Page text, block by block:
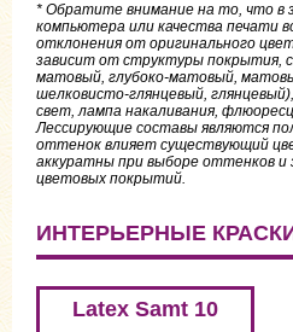
* Обратите внимание на то, что в
компьютера или качества печати
отклонения от оригинального
зависит от структуры покрытия,
матовый, глубоко-матовый,
шелковисто-глянцевый,
свет, лампа накаливания,
Лессирующие составы являются
оттенок влияет существующий
аккуратны при выборе оттенков и
цветовых покрытий.
ИНТЕРЬЕРНЫЕ
Latex Samt 10